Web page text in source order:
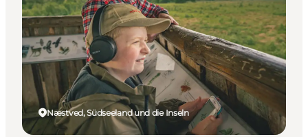
Events
Essen
Unterkunft
Reise planen
Næstved, Südseeland und die Inseln